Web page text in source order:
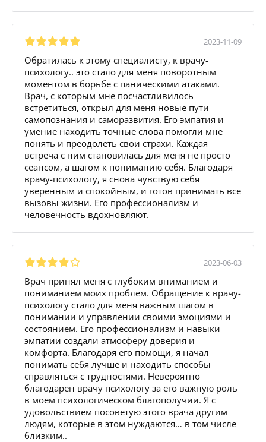
2023-11-09
Обратилась к этому специалисту, к врачу-
психологу.. это стало для меня поворотным
моментом в борьбе с паническими атаками.
Врач, с которым мне посчастливилось
встретиться, открыл для меня новые пути
самопознания и саморазвития. Его эмпатия и
умение находить точные слова помогли мне
понять и преодолеть свои страхи. Каждая
встреча с ним становилась для меня не просто
сеансом, а шагом к пониманию себя. Благодаря
врачу-психологу, я снова чувствую себя
уверенным и спокойным, и готов принимать все
вызовы жизни. Его профессионализм и
человечность вдохновляют.
2023-06-03
Врач принял меня с глубоким вниманием и
пониманием моих проблем. Обращение к врачу-
психологу стало для меня важным шагом в
понимании и управлении своими эмоциями и
состоянием. Его профессионализм и навыки
эмпатии создали атмосферу доверия и
комфорта. Благодаря его помощи, я начал
понимать себя лучше и находить способы
справляться с трудностями. Невероятно
благодарен врачу психологу за его важную роль
в моем психологическом благополучии. Я с
удовольствием посоветую этого врача другим
людям, которые в этом нуждаются… в том числе
близким..